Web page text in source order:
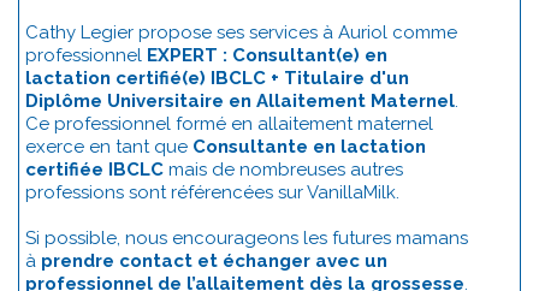
Cathy Legier propose ses services à Auriol comme
professionnel EXPERT : Consultant(e) en
lactation certifié(e) IBCLC + Titulaire d'un
Diplôme Universitaire en Allaitement Maternel.
Ce professionnel formé en allaitement maternel
exerce en tant que Consultante en lactation
certifiée IBCLC mais de nombreuses autres
professions sont référencées sur VanillaMilk.
Si possible, nous encourageons les futures mamans
à prendre contact et échanger avec un
professionnel de l’allaitement dès la grossesse.